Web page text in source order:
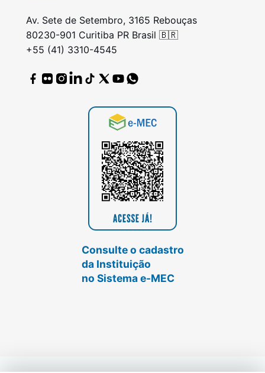
Av. Sete de Setembro, 3165 Rebouças
80230-901 Curitiba PR Brasil 🇧🇷
+55 (41) 3310-4545
Consulte o cadastro
da Instituição
no Sistema e-MEC